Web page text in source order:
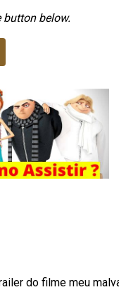
below.
do filme meu